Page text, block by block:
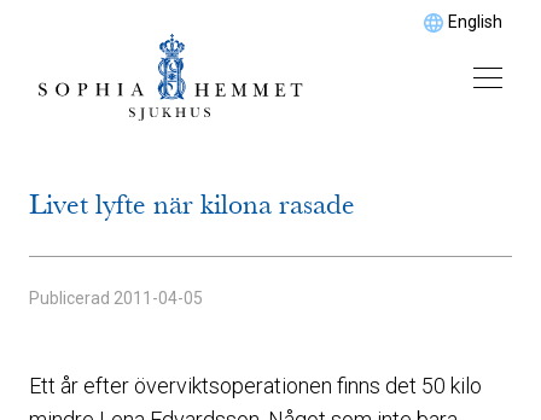
English
Livet lyfte när kilona rasade
Publicerad 2011-04-05
Ett år efter överviktsoperationen finns det 50 kilo